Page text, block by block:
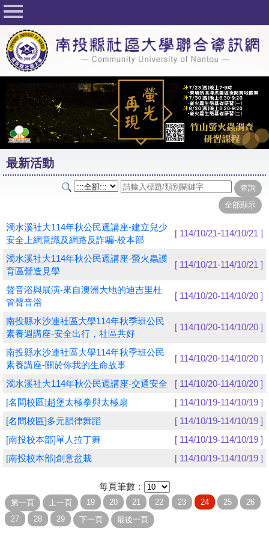
回首頁
關於社大
公佈欄
行事曆
最新活動
活動花絮
課程一覽表
志工與社團
友站連結
網路選課
學員專區
教師專區
評委專區
校務行政
最新活動
濁水溪社大114年秋公民週講座-建立兒少
安全上網意識及網路反詐騙-校本部
[ 114/10/21-114/10/21 ]
濁水溪社大114年秋公民週講座-螢火蟲護
育區營造見學
[ 114/10/21-114/10/21 ]
聲音浴與展演-來自澳洲大地的迪吉里杜
管聲音浴
[ 114/10/20-114/10/20 ]
南投縣水沙連社區大學114年秋季班公民
素養週講座-安全出行，社區共好
[ 114/10/20-114/10/20 ]
南投縣水沙連社區大學114年秋季班公民
素養講座-關於你我的生命故事
[ 114/10/20-114/10/20 ]
濁水溪社大114年秋公民週講座-交通安全
[ 114/10/20-114/10/20 ]
[名間校區]趙堡太極拳與太極扇
[ 114/10/19-114/10/19 ]
[名間校區]多元韻律舞蹈
[ 114/10/19-114/10/19 ]
[南投校本部]單人拉丁舞
[ 114/10/19-114/10/19 ]
[南投校本部]創意盆栽
[ 114/10/19-114/10/19 ]
每頁筆數：